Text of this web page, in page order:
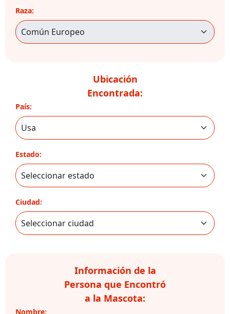
Raza:
Ubicación
Encontrada:
País:
Estado:
Ciudad:
Información de la
Persona que Encontró
a la Mascota:
Nombre: